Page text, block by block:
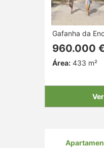
Gafanha da
960.000
Área:433 m²